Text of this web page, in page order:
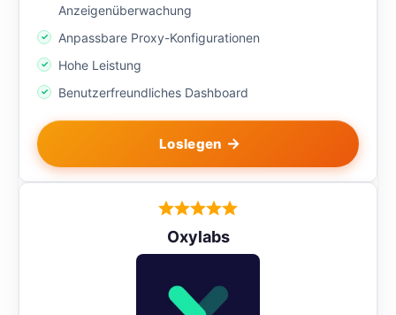
Anzeigenüberwachung
Anpassbare Proxy-Konfigurationen
Hohe Leistung
Benutzerfreundliches Dashboard
Loslegen
Oxylabs